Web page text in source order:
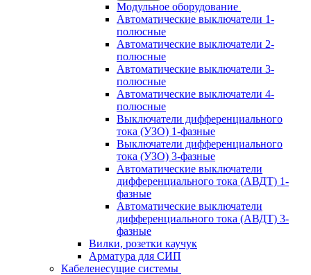
Модульное оборудование
Автоматические выключатели 1-
полюсные
Автоматические выключатели 2-
полюсные
Автоматические выключатели 3-
полюсные
Автоматические выключатели 4-
полюсные
Выключатели дифференциального
тока (УЗО) 1-фазные
Выключатели дифференциального
тока (УЗО) 3-фазные
Автоматические выключатели
дифференциального тока (АВДТ) 1-
фазные
Автоматические выключатели
дифференциального тока (АВДТ) 3-
фазные
Вилки, розетки каучук
Арматура для СИП
Кабеленесущие системы